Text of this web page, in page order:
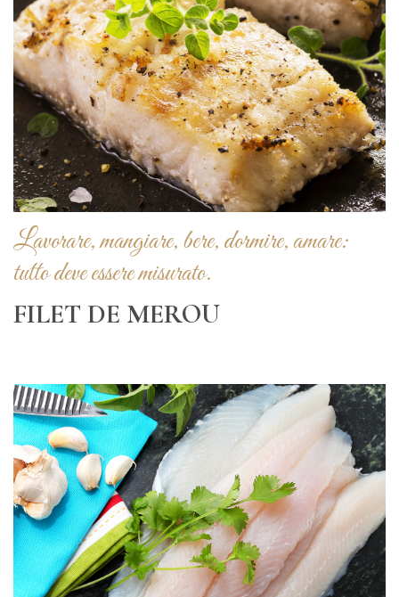
Lavorare, mangiare, bere, dormire, amare:
tutto deve essere misurato.
FILET DE MEROU